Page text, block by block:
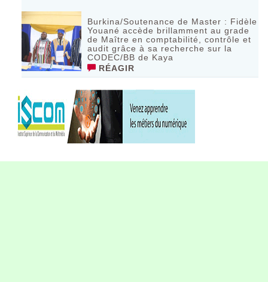
Burkina/Soutenance de Master : Fidèle
Youané accède brillamment au grade
de Maître en comptabilité, contrôle et
audit grâce à sa recherche sur la
CODEC/BB de Kaya
RÉAGIR